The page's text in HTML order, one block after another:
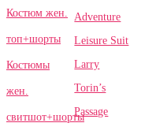
Костюм жен.
топ+шорты
Костюмы
жен.
свитшот+шорты
Adventure
Leisure Suit
Larry
Torin’s
Passage